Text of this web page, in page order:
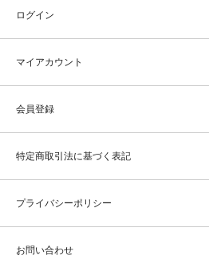
ログイン
マイアカウント
会員登録
特定商取引法に基づく表記
プライバシーポリシー
お問い合わせ